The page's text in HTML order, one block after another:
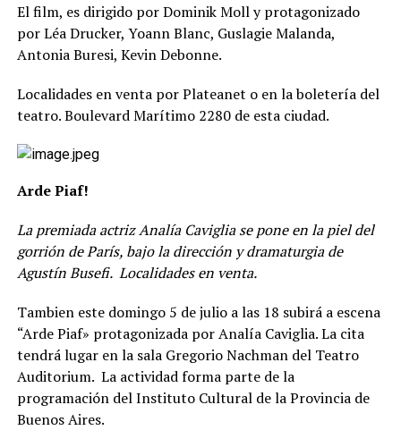
El film, es dirigido por Dominik Moll y protagonizado
por Léa Drucker, Yoann Blanc, Guslagie Malanda,
Antonia Buresi, Kevin Debonne.
Localidades en venta por Plateanet o en la boletería del
teatro. Boulevard Marítimo 2280 de esta ciudad.
Arde Piaf!
La premiada actriz Analía Caviglia se pone en la piel del
gorrión de París, bajo la dirección y dramaturgia de
Agustín Busefi. Localidades en venta.
Tambien este domingo 5 de julio a las 18 subirá a escena
“Arde Piaf» protagonizada por Analía Caviglia. La cita
tendrá lugar en la sala Gregorio Nachman del Teatro
Auditorium. La actividad forma parte de la
programación del Instituto Cultural de la Provincia de
Buenos Aires.